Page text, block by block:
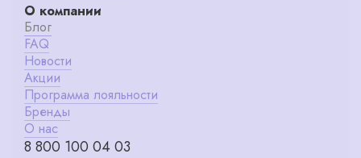
О компании
Блог
FAQ
Новости
Акции
Программа лояльности
Бренды
О нас
8 800 100 04 03